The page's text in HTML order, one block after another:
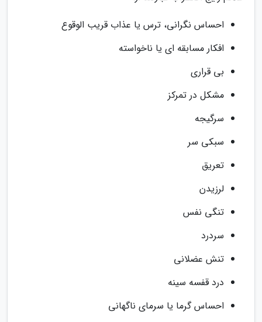
احساس نگرانی، ترس یا عذاب قریب الوقوع
افکار مسابقه ای یا ناخواسته
بی قراری
مشکل در تمرکز
سرگیجه
سبکی سر
تعریق
لرزیدن
تنگی نفس
سردرد
تنش عضلانی
درد قفسه سینه
احساس گرما یا سرمای ناگهانی